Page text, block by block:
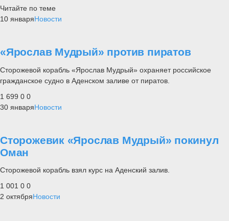
Читайте по теме
10 январяНовости
«Ярослав Мудрый» против пиратов
Сторожевой корабль «Ярослав Мудрый» охраняет российское
гражданское судно в Аденском заливе от пиратов.
1 699 0 0
30 январяНовости
Сторожевик «Ярослав Мудрый» покинул
Оман
Сторожевой корабль взял курс на Аденский залив.
1 001 0 0
2 октябряНовости